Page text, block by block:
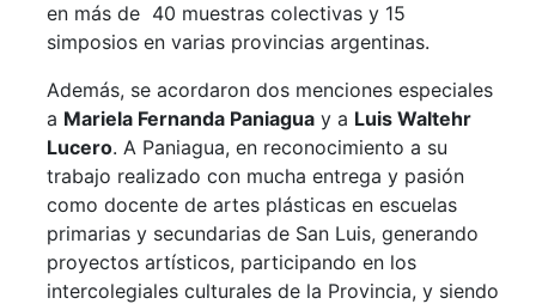
en más de 40 muestras colectivas y 15
simposios en varias provincias argentinas.
Además, se acordaron dos menciones especiales
a Mariela Fernanda Paniagua y a Luis Waltehr
Lucero. A Paniagua, en reconocimiento a su
trabajo realizado con mucha entrega y pasión
como docente de artes plásticas en escuelas
primarias y secundarias de San Luis, generando
proyectos artísticos, participando en los
intercolegiales culturales de la Provincia, y siendo